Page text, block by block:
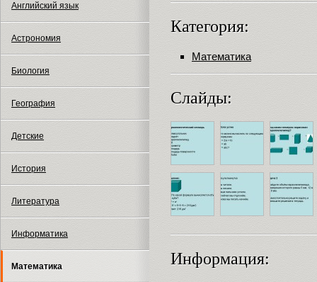
Английский язык
Астрономия
Биология
География
Детские
История
Литература
Информатика
Математика
Категория:
Математика
Слайды:
Информация: